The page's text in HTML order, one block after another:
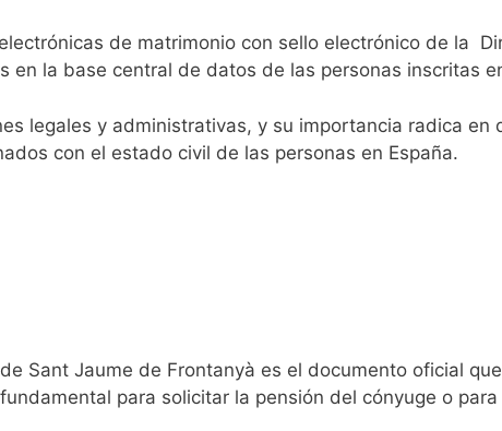
de matrimonio con sello electrónico de la
la base central de datos de las personas inscritas
legales y administrativas, y su importancia radica en
con el estado civil de las personas en España.
Sant Jaume de Frontanyà es el documento oficial
para solicitar la pensión del cónyuge o